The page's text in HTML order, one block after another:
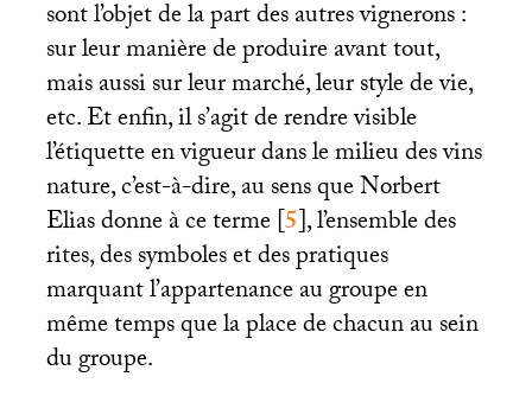
sont l’objet de la part des autres vignerons :
sur leur manière de produire avant tout,
mais aussi sur leur marché, leur style de vie,
etc. Et enfin, il s’agit de rendre visible
l’étiquette en vigueur dans le milieu des vins
nature, c’est-à-dire, au sens que Norbert
Elias donne à ce terme[5], l’ensemble des
rites, des symboles et des pratiques
marquant l’appartenance au groupe en
même temps que la place de chacun au sein
du groupe.